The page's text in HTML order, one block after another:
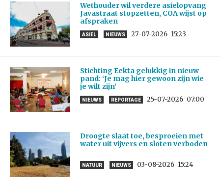
Wethouder wil verdere asielopvang
Javastraat stopzetten, COA wijst op
afspraken
ASIEL NIEUWS 27-07-2026 15:23
Stichting Eekta gelukkig in nieuw
pand: ‘Je mag hier gewoon zijn wie
je wilt zijn’
NIEUWS REPORTAGE 25-07-2026 07:00
Droogte slaat toe, besproeien met
water uit vijvers en sloten verboden
NATUUR NIEUWS 03-08-2026 15:24